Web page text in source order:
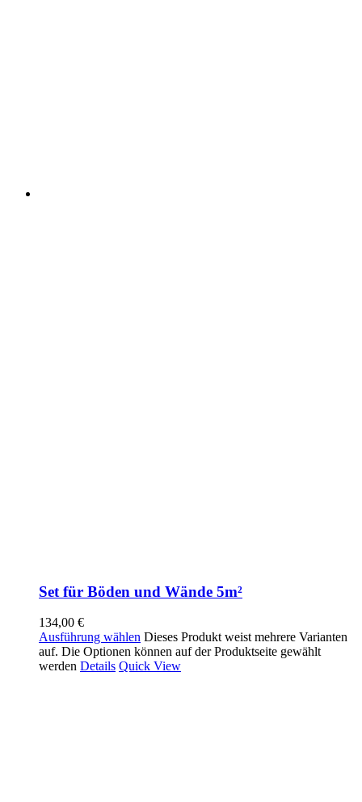
Set für Böden und Wände 5m²
134,00 €
Ausführung wählen Dieses Produkt weist mehrere Varianten
auf. Die Optionen können auf der Produktseite gewählt
werden Details Quick View